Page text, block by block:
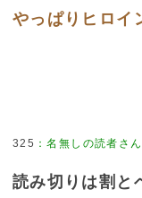
やっぱりヒロイ
325 ：名無しの読者さ
読み切りは割と